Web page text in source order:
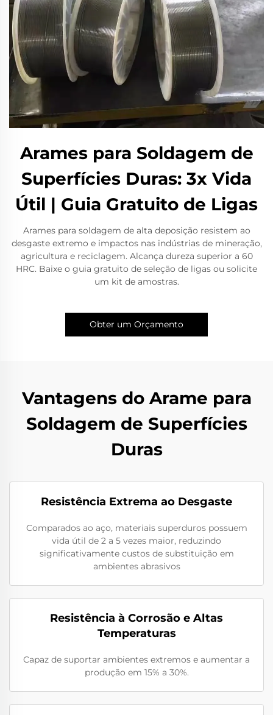
Arames para Soldagem de
Superfícies Duras: 3x Vida
Útil | Guia Gratuito de Ligas
Arames para soldagem de alta deposição resistem ao
desgaste extremo e impactos nas indústrias de mineração,
agricultura e reciclagem. Alcança dureza superior a 60
HRC. Baixe o guia gratuito de seleção de ligas ou solicite
um kit de amostras.
Obter um Orçamento
Vantagens do Arame para
Soldagem de Superfícies
Duras
Resistência Extrema ao Desgaste
Comparados ao aço, materiais superduros possuem
vida útil de 2 a 5 vezes maior, reduzindo
significativamente custos de substituição em
ambientes abrasivos
Resistência à Corrosão e Altas
Temperaturas
Capaz de suportar ambientes extremos e aumentar a
produção em 15% a 30%.